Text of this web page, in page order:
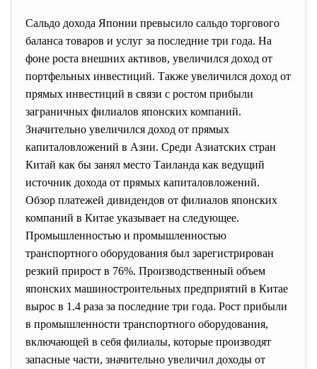
Сальдо дохода Японии превысило сальдо торгового
баланса товаров и услуг за последние три года. На
фоне роста внешних активов, увеличился доход от
портфельных инвестиций. Также увеличился доход от
прямых инвестиций в связи с ростом прибыли
заграничных филиалов японских компаний.
Значительно увеличился доход от прямых
капиталовложений в Азии. Среди Азиатских стран
Китай как бы занял место Таиланда как ведущий
источник дохода от прямых капиталовложений.
Обзор платежей дивидендов от филиалов японских
компаний в Китае указывает на следующее.
Промышленностью и промышленностью
транспортного оборудования был зарегистрирован
резкий прирост в 76%. Производственный объем
японских машиностроительных предприятий в Китае
вырос в 1.4 раза за последние три года. Рост прибыли
в промышленности транспортного оборудования,
включающей в себя филиалы, которые производят
запасные части, значительно увеличил доходы от